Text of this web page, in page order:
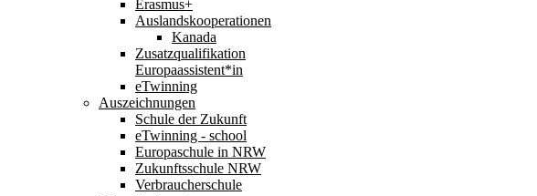
Erasmus+
Auslandskooperationen
Kanada
Zusatzqualifikation
Europaassistent*in
eTwinning
Auszeichnungen
Schule der Zukunft
eTwinning - school
Europaschule in NRW
Zukunftsschule NRW
Verbraucherschule